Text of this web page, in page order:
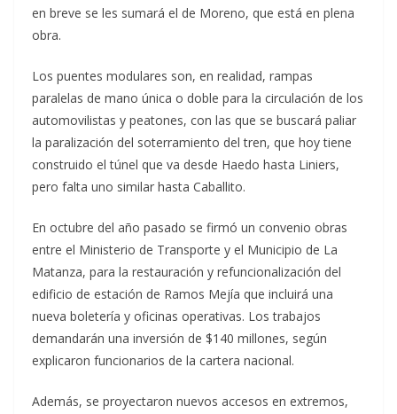
en breve se les sumará el de Moreno, que está en plena
obra.
Los puentes modulares son, en realidad, rampas
paralelas de mano única o doble para la circulación de los
automovilistas y peatones, con las que se buscará paliar
la paralización del soterramiento del tren, que hoy tiene
construido el túnel que va desde Haedo hasta Liniers,
pero falta uno similar hasta Caballito.
En octubre del año pasado se firmó un convenio obras
entre el Ministerio de Transporte y el Municipio de La
Matanza, para la restauración y refuncionalización del
edificio de estación de Ramos Mejía que incluirá una
nueva boletería y oficinas operativas. Los trabajos
demandarán una inversión de $140 millones, según
explicaron funcionarios de la cartera nacional.
Además, se proyectaron nuevos accesos en extremos,